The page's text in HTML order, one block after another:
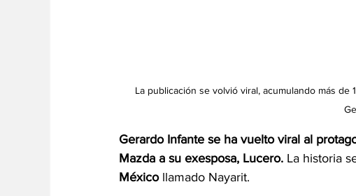
La publicación se volvió viral, acumulando más
Gerardo Infante se ha vuelto viral al
Mazda a su exesposa, Lucero. La historia
México llamado Nayarit.